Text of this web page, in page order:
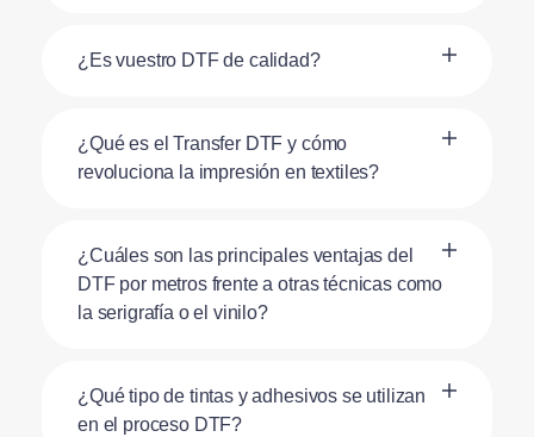
¿Es vuestro DTF de calidad?
¿Qué es el Transfer DTF y cómo
revoluciona la impresión en textiles?
¿Cuáles son las principales ventajas del
DTF por metros frente a otras técnicas como
la serigrafía o el vinilo?
¿Qué tipo de tintas y adhesivos se utilizan
en el proceso DTF?